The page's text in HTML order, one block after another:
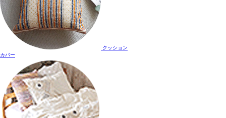
クッション
カバー